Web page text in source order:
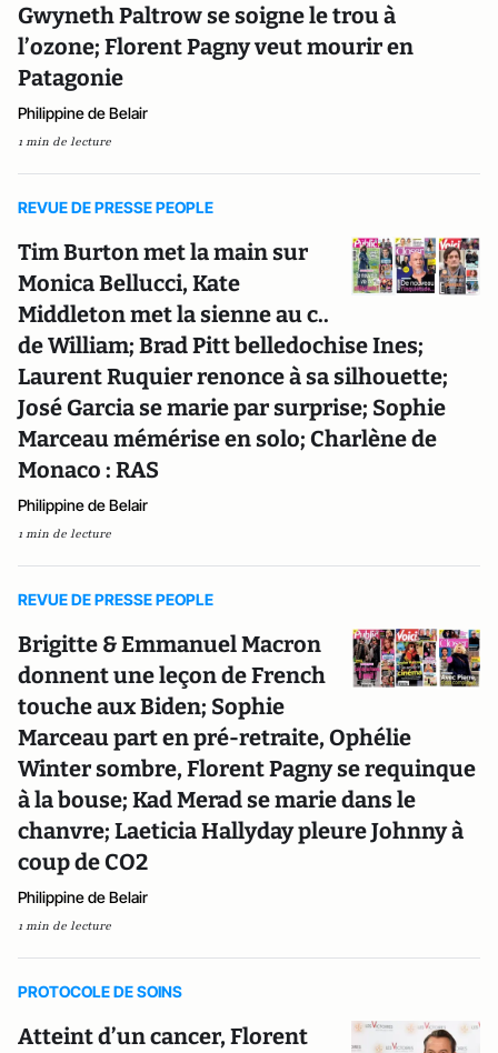
Gwyneth Paltrow se soigne le trou à
l’ozone; Florent Pagny veut mourir en
Patagonie
Philippine de Belair
1 min de lecture
REVUE DE PRESSE PEOPLE
Tim Burton met la main sur
Monica Bellucci, Kate
Middleton met la sienne au c..
de William; Brad Pitt belledochise Ines;
Laurent Ruquier renonce à sa silhouette;
José Garcia se marie par surprise; Sophie
Marceau mémérise en solo; Charlène de
Monaco : RAS
Philippine de Belair
1 min de lecture
REVUE DE PRESSE PEOPLE
Brigitte & Emmanuel Macron
donnent une leçon de French
touche aux Biden; Sophie
Marceau part en pré-retraite, Ophélie
Winter sombre, Florent Pagny se requinque
à la bouse; Kad Merad se marie dans le
chanvre; Laeticia Hallyday pleure Johnny à
coup de CO2
Philippine de Belair
1 min de lecture
PROTOCOLE DE SOINS
Atteint d’un cancer, Florent